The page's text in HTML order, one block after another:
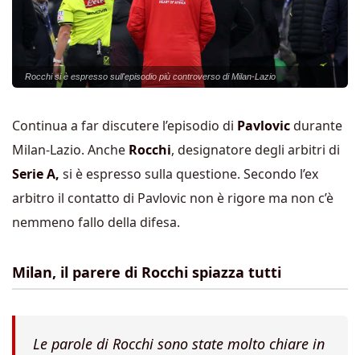
Rocchi si è espresso sull'episodio più controverso di Milan-Lazio
Continua a far discutere l’episodio di Pavlovicdurante
Milan-Lazio. Anche Rocchi, designatore degli arbitri di
Serie A, si è espresso sulla questione. Secondo l’ex
arbitro il contatto di Pavlovic non è rigore ma non c’è
nemmeno fallo della difesa.
Milan, il parere di Rocchi spiazza tutti
Le parole di Rocchi sono state molto chiare in